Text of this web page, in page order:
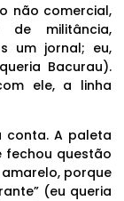
não comercial,
de militância,
um jornal; eu,
Bacurau).
ele, a linha
conta. A paleta
fechou questão
porque
(eu queria